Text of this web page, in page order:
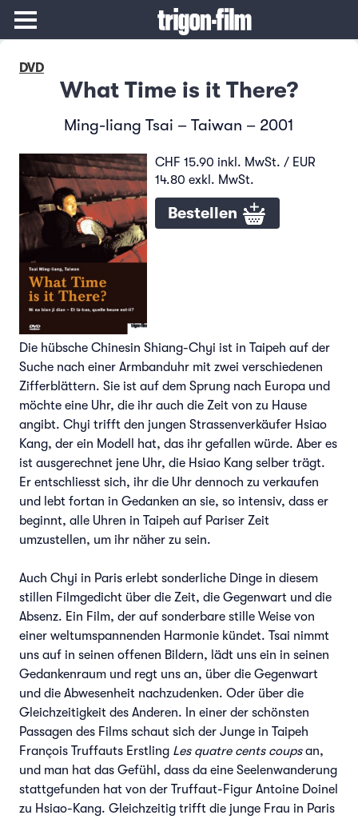
DVD
What Time is it There?
Ming-liang Tsai – Taiwan – 2001
CHF 15.90 inkl. MwSt. / EUR
14.80 exkl. MwSt.
Bestellen
Die hübsche Chinesin Shiang-Chyi ist in Taipeh auf der
Suche nach einer Armbanduhr mit zwei verschiedenen
Zifferblättern. Sie ist auf dem Sprung nach Europa und
möchte eine Uhr, die ihr auch die Zeit von zu Hause
angibt. Chyi trifft den jungen Strassenverkäufer Hsiao
Kang, der ein Modell hat, das ihr gefallen würde. Aber es
ist ausgerechnet jene Uhr, die Hsiao Kang selber trägt.
Er entschliesst sich, ihr die Uhr dennoch zu verkaufen
und lebt fortan in Gedanken an sie, so intensiv, dass er
beginnt, alle Uhren in Taipeh auf Pariser Zeit
umzustellen, um ihr näher zu sein.
Auch Chyi in Paris erlebt sonderliche Dinge in diesem
stillen Filmgedicht über die Zeit, die Gegenwart und die
Absenz. Ein Film, der auf sonderbare stille Weise von
einer weltumspannenden Harmonie kündet. Tsai nimmt
uns auf in seinen offenen Bildern, lädt uns ein in seinen
Gedankenraum und regt uns an, über die Gegenwart
und die Abwesenheit nachzudenken. Oder über die
Gleichzeitigkeit des Anderen. In einer der schönsten
Passagen des Films schaut sich der Junge in Taipeh
François Truffauts Erstling Les quatre cents coupsan,
und man hat das Gefühl, dass da eine Seelenwanderung
stattgefunden hat von der Truffaut-Figur Antoine Doinel
zu Hsiao-Kang. Gleichzeitig trifft die junge Frau in Paris